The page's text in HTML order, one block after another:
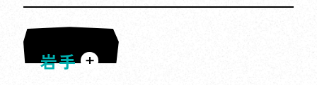
Androidの場合：設定＞アプリ＞Chrome＞
ていないかをご確認ください。
岩手